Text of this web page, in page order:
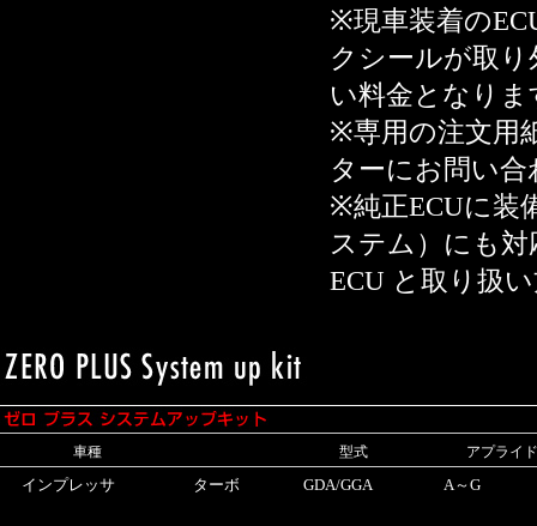
※現車装着の
クシールが取
い料金となりま
※専用の注文用
ターにお問い
※純正ECUに装
ステム）にも
ECU と取り扱
車種 型式 アプライ
インプレッサ ターボ GDA/GGA A～G